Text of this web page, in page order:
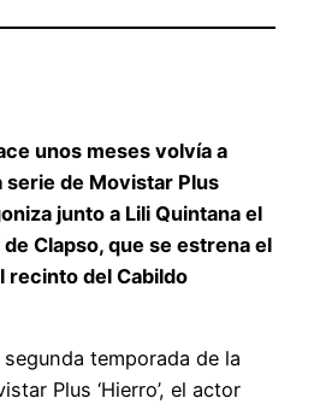
unos meses volvía a
serie de Movistar Plus
junto a Lili Quintana el
Clapso, que se estrena el
recinto del Cabildo
temporada de la
Plus ‘Hierro’, el actor